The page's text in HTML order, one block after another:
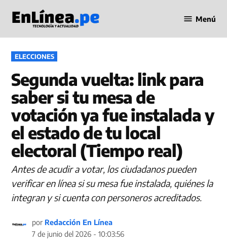
contenido
en Línea
Menú
PUBLICADO
EN
ELECCIONES
Segunda vuelta: link para
saber si tu mesa de
votación ya fue instalada y
el estado de tu local
electoral (Tiempo real)
Antes de acudir a votar, los ciudadanos pueden
verificar en línea si su mesa fue instalada, quiénes la
integran y si cuenta con personeros acreditados.
por Redacción En Línea
7 de junio del 2026 - 10:03:56